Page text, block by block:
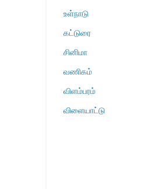
உள்நாடு
கட்டுரை
சினிமா
வணிகம்
விளம்பரம்
விளையாட்டு